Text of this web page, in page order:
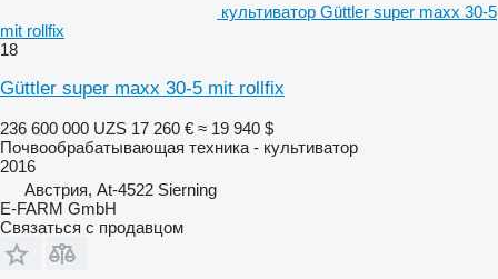
культиватор Güttler super maxx 30-5
mit rollfix
18
Güttler super maxx 30-5 mit rollfix
236 600 000 UZS 17 260 € ≈ 19 940 $
Почвообрабатывающая техника - культиватор
2016
Австрия, At-4522 Sierning
E-FARM GmbH
Связаться с продавцом